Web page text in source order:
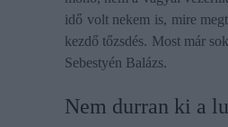
idő volt nekem is, mire
kezdő tőzsdés. Most már
Sebestyén Balázs.
​Nem durran ki a